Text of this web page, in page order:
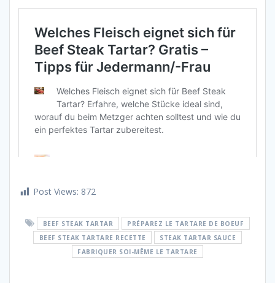
Post Views: 872
BEEF STEAK TARTAR
PRÉPAREZ LE TARTARE DE BOEUF
BEEF STEAK TARTARE RECETTE
STEAK TARTAR SAUCE
FABRIQUER SOI-MÊME LE TARTARE